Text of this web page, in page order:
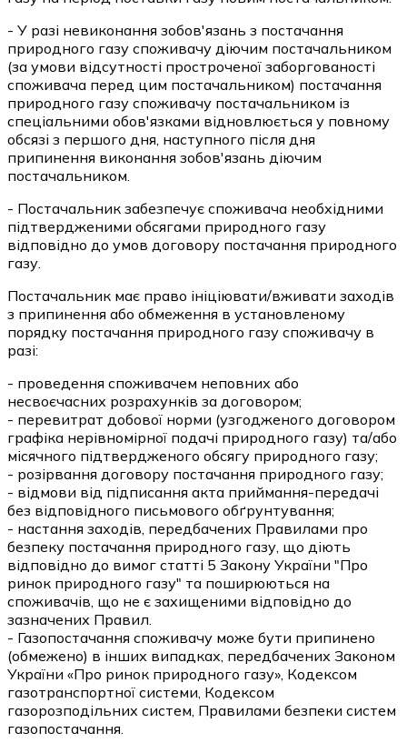
- У разі невиконання зобов'язань з постачання
природного газу споживачу діючим постачальником
(за умови відсутності простроченої заборгованості
споживача перед цим постачальником) постачання
природного газу споживачу постачальником із
спеціальними обов'язками відновлюється у повному
обсязі з першого дня, наступного після дня
припинення виконання зобов'язань діючим
постачальником.
- Постачальник забезпечує споживача необхідними
підтвердженими обсягами природного газу
відповідно до умов договору постачання природного
газу.
Постачальник має право ініціювати/вживати заходів
з припинення або обмеження в установленому
порядку постачання природного газу споживачу в
разі:
- проведення споживачем неповних або
несвоєчасних розрахунків за договором;
- перевитрат добової норми (узгодженого договором
графіка нерівномірної подачі природного газу) та/або
місячного підтвердженого обсягу природного газу;
- розірвання договору постачання природного газу;
- відмови від підписання акта приймання-передачі
без відповідного письмового обґрунтування;
- настання заходів, передбачених Правилами про
безпеку постачання природного газу, що діють
відповідно до вимог статті 5 Закону України "Про
ринок природного газу" та поширюються на
споживачів, що не є захищеними відповідно до
зазначених Правил.
- Газопостачання споживачу може бути припинено
(обмежено) в інших випадках, передбачених Законом
України «Про ринок природного газу», Кодексом
газотранспортної системи, Кодексом
газорозподільних систем, Правилами безпеки систем
газопостачання.